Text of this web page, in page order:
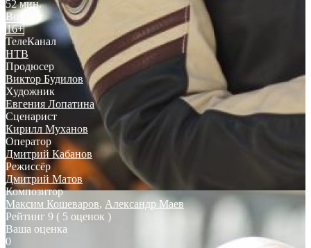
52 мин.
Возраст
16+
ТелеКанал
НТВ
Продюсер
Виктор Будилов
Художник
Евгения Лопатина
Сценарист
Кирилл Муханов
Оператор
Дмитрий Кабанов
Режиссёр
Дмитрий Матов
Композитор
Максим Кошеваров, Александр Маев
Рейтинг 9 ( 5 оценок )
Ваша оценка
0